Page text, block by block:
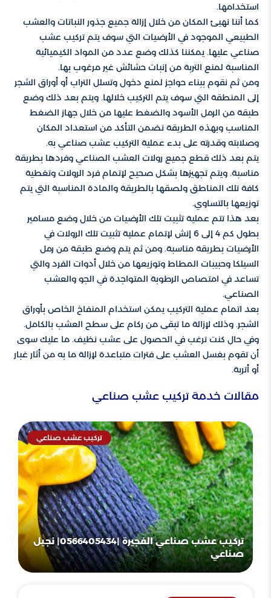
استخدامها.
كما أننا نهيئ المكان من خلال إزالة جميع جذور النباتات والعشب
الطبيعي الموجود في الأرضيات التي سوف يتم تركيب عشب
صناعي عليها. يمكننا كذلك وضع عدد من المواد الكيميائية
المناسبة لمنع التربة من إنبات حشائش غير مرغوب بها.
ومن ثم نقوم ببناء حواجز لمنع دخول وتسلل التراب أو أوراق الشجر
إلى المنطقة التي سوف يتم التركيب خلالها. ويتم بعد ذلك وضع
طبقة من الرمل الأسود والضغط عليها من خلال جهاز الضغط
المناسب وبهذه الطريقة نضمن التأكد من استعداد المكان
وصلابته وقدرته على بدء عملية التركيب عشب صناعي به.
يتم بعد ذلك قطع جميع رولات العشب الصناعي وفردها بطريقة
مناسبة. ويتم تجهيزها بشكل صحيح لإتمام فرد الرولات وتغطية
كافة تلك المناطق ولصقها بالطريقة والمادة المناسبة التي يتم
توزيعها بالتساوي.
بعد هذا تتم عملية تثبيت تلك الأرضيات من خلال وضع مسامير
بطول كم 4 إلى 6 إنش لإتمام عملية تثبيت تلك الرولات في
الأرضيات بطريقة مناسبة. ومن ثم يتم وضع طبقة من رمل
السيلكا وحبيبات المطاط وتوزيعها من خلال أدوات الفرد والتي
تساعد في امتصاص الرطوبة المتواجدة في الجو والعشب
الصناعي.
بعد اتمام عملية التركيب يمكن استخدام المنفاخ الخاص بأوراق
الشجر. وذلك لإزالة ما تبقى من ركام على سطح العشب بالكامل.
وفي حال كنت ترغب في الحصول على عشب نظيف. ما عليك سوى
أن تقوم بغسل العشب على فترات متباعدة لإزالة ما به من أثار غبار
أو أتربة.
مقالات خدمة تركيب عشب صناعي
تركيب عشب صناعي
تركيب عشب صناعي الفجيرة |0566405434| نجيل
صناعي